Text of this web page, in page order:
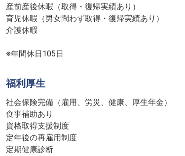
産前産後休暇（取得・復帰実績あり）
育児休暇（男女問わず取得・復帰実績あり）
介護休暇
※年間休日105日
福利厚生
社会保険完備（雇用、労災、健康、厚生年金）
食事補助あり
資格取得支援制度
定年後の再雇用制度
定期健康診断